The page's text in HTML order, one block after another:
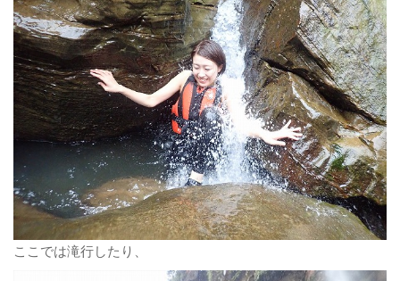
ここでは滝行したり、